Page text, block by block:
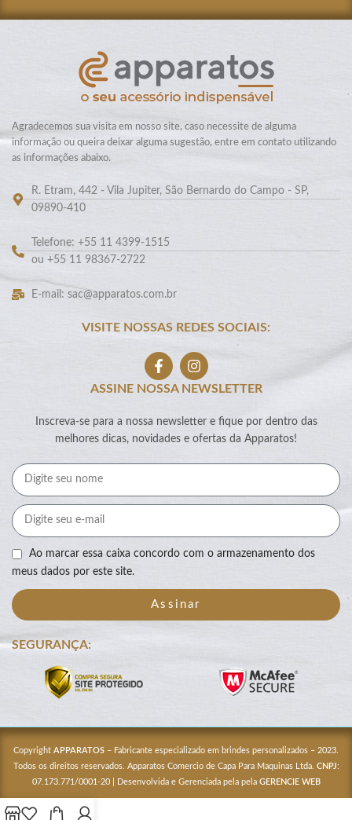
Agradecemos sua visita em nosso site, caso necessite de alguma
informação ou queira deixar alguma sugestão, entre em contato utilizando
as informações abaixo.
R. Etram, 442 - Vila Jupiter, São Bernardo do Campo - SP,
09890-410
Telefone: +55 11 4399-1515
ou +55 11 98367-2722
E-mail: sac@apparatos.com.br
VISITE NOSSAS REDES SOCIAIS:
ASSINE NOSSA NEWSLETTER
Inscreva-se para a nossa newsletter e fique por dentro das
melhores dicas, novidades e ofertas da Apparatos!
Ao marcar essa caixa concordo com o armazenamento dos
meus dados por este site.
Assinar
SEGURANÇA:
Copyright APPARATOS – Fabricante especializado em brindes personalizados – 2023.
Todos os direitos reservados. Apparatos Comercio de Capa Para Maquinas Ltda. CNPJ:
07.173.771/0001-20 | Desenvolvida e Gerenciada pela pela GERENCIE WEB